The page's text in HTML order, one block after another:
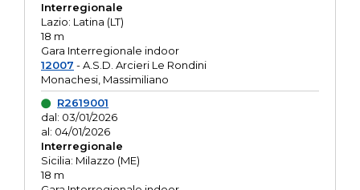
Interregionale
Lazio: Latina (LT)
18 m
Gara Interregionale indoor
12007 - A.S.D. Arcieri Le Rondini
Monachesi, Massimiliano
R2619001
dal: 03/01/2026
al: 04/01/2026
Interregionale
Sicilia: Milazzo (ME)
18 m